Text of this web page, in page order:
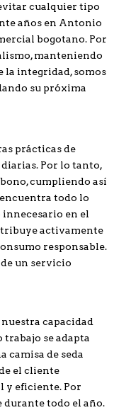
cualquier tipo
años en Antonio
bogotano. Por
manteniendo
la integridad, somos
su próxima
prácticas de
Por lo tanto,
cumpliendo así
todo lo
en el
activamente
responsable.
un servicio
capacidad
se adapta
camisa de seda
el cliente
y eficiente. Por
durante todo el año.